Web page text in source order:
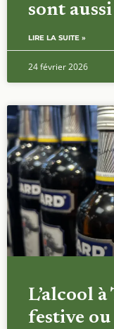
sont
LIRE LA SUITE »
24 février 2026
L’alcool
festive